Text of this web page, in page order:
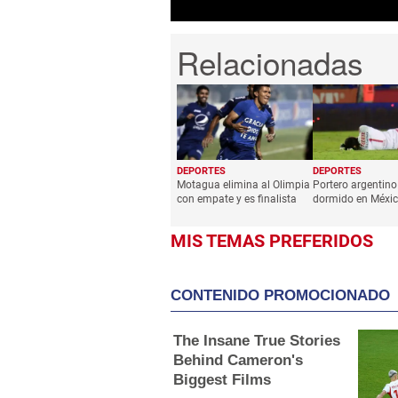
DEPORTES
Motagua elimina al Olimpia
con empate y es finalista
DEPORTES
Portero argentino
dormido en
MIS TEMAS PREFERIDOS
CONTENIDO PROMOCIONADO
The Insane True Stories
Behind Cameron's
Biggest Films